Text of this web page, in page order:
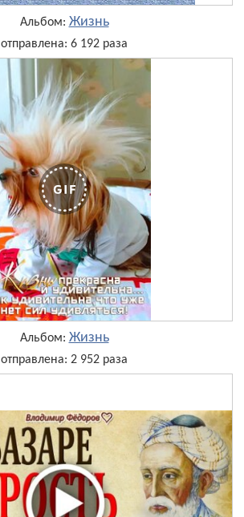
Альбом: Жизнь
отправлена: 6 192 раза
Альбом: Жизнь
отправлена: 2 952 раза